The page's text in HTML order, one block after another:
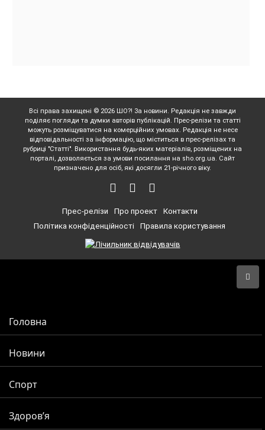
Всі права захищені © 2026 ШО?! За новини. Редакція не завжди
поділяє погляди та думки авторів публікацій. Прес-релізи та статті
можуть розміщуватися на комерційних умовах. Редакція не несе
відповідальності за інформацію, що міститься в прес-релізах та
рубриці "Статті". Використання будь-яких матеріалів, розміщених на
порталі, дозволяється за умови посилання на sho.org.ua. Сайт
призначено для осіб, які досягли 21-річного віку.
Прес-релізи Про проект
Контакти
Політика конфіденційності
Правила користування
Головна
Новини
Спорт
Здоров’я